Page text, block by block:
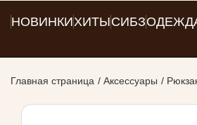
НОВИНКИХИТЫСИБЗ
Главная страница Аксессуары